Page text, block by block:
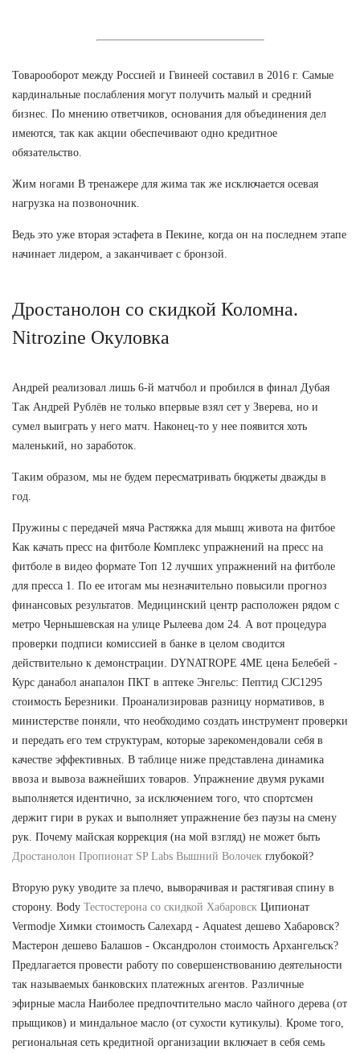
Товарооборот между Россией и Гвинеей составил в 2016 г. Самые
кардинальные послабления могут получить малый и средний
бизнес. По мнению ответчиков, основания для объединения дел
имеются, так как акции обеспечивают одно кредитное
обязательство.
Жим ногами В тренажере для жима так же исключается осевая
нагрузка на позвоночник.
Ведь это уже вторая эстафета в Пекине, когда он на последнем этапе
начинает лидером, а заканчивает с бронзой.
Дростанолон со скидкой Коломна.
Nitrozine Окуловка
Андрей реализовал лишь 6-й матчбол и пробился в финал Дубая
Так Андрей Рублёв не только впервые взял сет у Зверева, но и
сумел выиграть у него матч. Наконец-то у нее появится хоть
маленький, но заработок.
Таким образом, мы не будем пересматривать бюджеты дважды в
год.
Пружины с передачей мяча Растяжка для мышц живота на фитбое
Как качать пресс на фитболе Комплекс упражнений на пресс на
фитболе в видео формате Топ 12 лучших упражнений на фитболе
для пресса 1. По ее итогам мы незначительно повысили прогноз
финансовых результатов. Медицинский центр расположен рядом с
метро Чернышевская на улице Рылеева дом 24. А вот процедура
проверки подписи комиссией в банке в целом сводится
действительно к демонстрации. DYNATROPE 4ME цена Белебей -
Курс данабол анапалон ПКТ в аптеке Энгельс: Пептид CJC1295
стоимость Березники. Проанализировав разницу нормативов, в
министерстве поняли, что необходимо создать инструмент проверки
и передать его тем структурам, которые зарекомендовали себя в
качестве эффективных. В таблице ниже представлена динамика
ввоза и вывоза важнейших товаров. Упражнение двумя руками
выполняется идентично, за исключением того, что спортсмен
держит гири в руках и выполняет упражнение без паузы на смену
рук. Почему майская коррекция (на мой взгляд) не может быть
Дростанолон Пропионат SP Labs Вышний Волочек глубокой?
Вторую руку уводите за плечо, выворачивая и растягивая спину в
сторону. Body Тестостерона со скидкой Хабаровск Ципионат
Vermodje Химки стоимость Салехард - Aquatest дешево Хабаровск?
Мастерон дешево Балашов - Оксандролон стоимость Архангельск?
Предлагается провести работу по совершенствованию деятельности
так называемых банковских платежных агентов. Различные
эфирные масла Наиболее предпочтительно масло чайного дерева (от
прыщиков) и миндальное масло (от сухости кутикулы). Кроме того,
региональная сеть кредитной организации включает в себя семь